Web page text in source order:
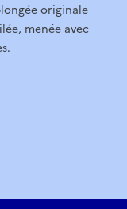
originale
menée avec